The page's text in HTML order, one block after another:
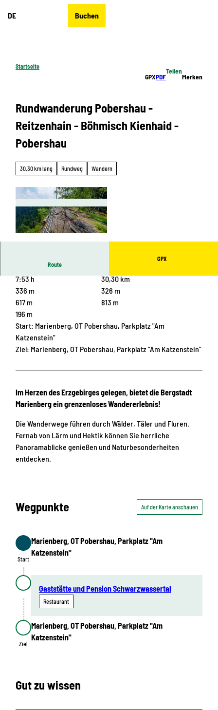
DE Buchen
Startseite
GPXPDF
Teilen
Merken
Rundwanderung Pobershau -
Reitzenhain - Böhmisch Kienhaid -
Pobershau
30,30 km lang Rundweg Wandern
Route
GPX
7:53 h
30,30 km
336 m
326 m
617 m
813 m
196 m
Start: Marienberg, OT Pobershau, Parkplatz "Am
Katzenstein"
Ziel: Marienberg, OT Pobershau, Parkplatz "Am Katzenstein"
Im Herzen des Erzgebirges gelegen, bietet die Bergstadt
Marienberg ein grenzenloses Wandererlebnis!
Die Wanderwege führen durch Wälder, Täler und Fluren.
Fernab von Lärm und Hektik können Sie herrliche
Panoramablicke genießen und Naturbesonderheiten
entdecken.
Wegpunkte Auf der Karte anschauen
Start
Start
Marienberg, OT Pobershau, Parkplatz "Am
Katzenstein"
Gaststätte und Pension Schwarzwassertal
Restaurant
Ziel
Ziel
Marienberg, OT Pobershau, Parkplatz "Am
Katzenstein"
Gut zu wissen